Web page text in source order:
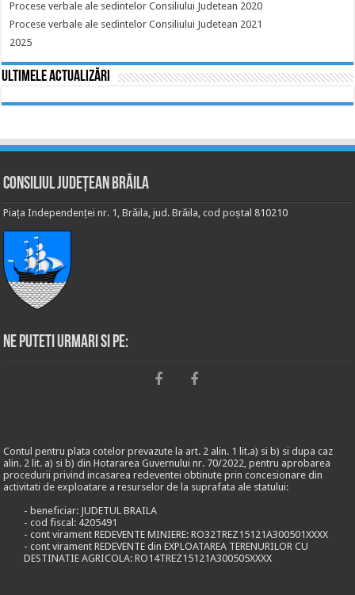
Procese verbale ale sedintelor Consiliului Judetean 2020
Procese verbale ale sedintelor Consiliului Judetean 2021
2025
Ultimele actualizări
Consiliul Județean Brăila
Piața Independenței nr. 1, Brăila, jud. Brăila, cod poștal 810210
Ne puteti urmari si pe:
Contul pentru plata cotelor prevazute la art. 2 alin. 1 lit.a) si b) si dupa caz
alin. 2 lit. a) si b) din Hotararea Guvernului nr. 70/2022, pentru aprobarea
procedurii privind incasarea redeventei obtinute prin concesionare din
activitati de exploatare a resurselor de la suprafata ale statului:
- beneficiar: JUDETUL BRAILA
- cod fiscal: 4205491
- cont virament REDEVENTE MINIERE: RO32TREZ15121A300501XXXX
- cont virament REDEVENTE din EXPLOATAREA TERENURILOR CU
DESTINATIE AGRICOLA: RO14TREZ15121A300505XXXX